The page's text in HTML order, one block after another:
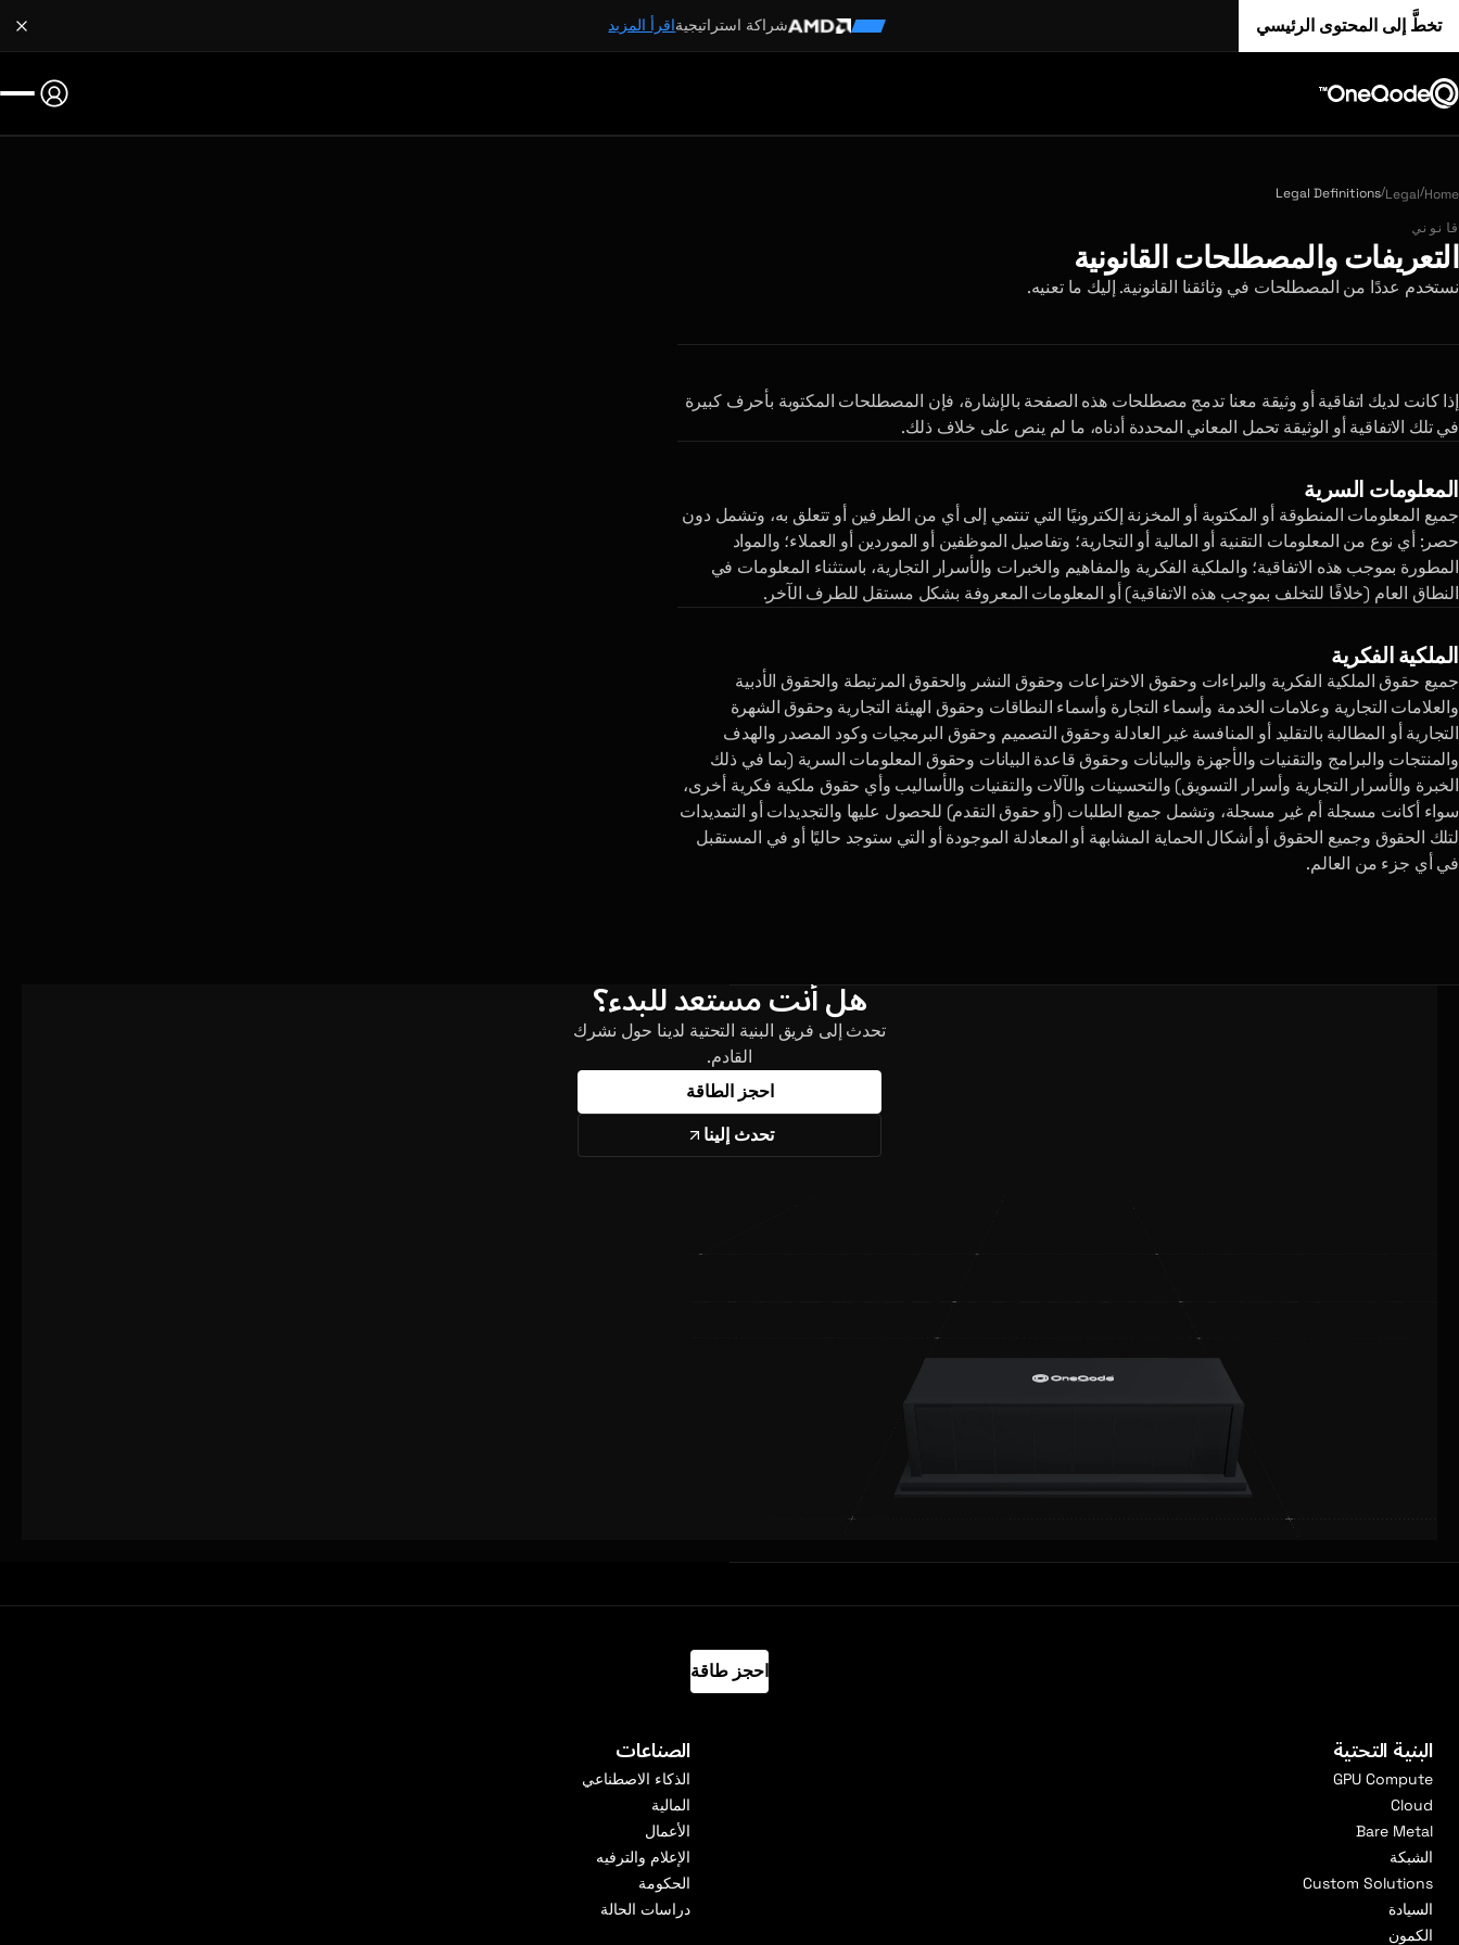
تخطَّ إلى المحتوى الرئيسي شراكة استراتيجيةاقرأ المزيد
Home
/
Legal
/
Legal Definitions
قانوني
التعريفات والمصطلحات القانونية
نستخدم عددًا من المصطلحات في وثائقنا القانونية. إليك ما تعنيه.
إذا كانت لديك اتفاقية أو وثيقة معنا تدمج مصطلحات هذه الصفحة بالإشارة، فإن المصطلحات المكتوبة بأحرف كبيرة
في تلك الاتفاقية أو الوثيقة تحمل المعاني المحددة أدناه، ما لم ينص على خلاف ذلك.
المعلومات السرية
جميع المعلومات المنطوقة أو المكتوبة أو المخزنة إلكترونيًا التي تنتمي إلى أي من الطرفين أو تتعلق به، وتشمل دون
حصر: أي نوع من المعلومات التقنية أو المالية أو التجارية؛ وتفاصيل الموظفين أو الموردين أو العملاء؛ والمواد
المطورة بموجب هذه الاتفاقية؛ والملكية الفكرية والمفاهيم والخبرات والأسرار التجارية، باستثناء المعلومات في
النطاق العام (خلافًا للتخلف بموجب هذه الاتفاقية) أو المعلومات المعروفة بشكل مستقل للطرف الآخر.
الملكية الفكرية
جميع حقوق الملكية الفكرية والبراءات وحقوق الاختراعات وحقوق النشر والحقوق المرتبطة والحقوق الأدبية
والعلامات التجارية وعلامات الخدمة وأسماء التجارة وأسماء النطاقات وحقوق الهيئة التجارية وحقوق الشهرة
التجارية أو المطالبة بالتقليد أو المنافسة غير العادلة وحقوق التصميم وحقوق البرمجيات وكود المصدر والهدف
والمنتجات والبرامج والتقنيات والأجهزة والبيانات وحقوق قاعدة البيانات وحقوق المعلومات السرية (بما في ذلك
الخبرة والأسرار التجارية وأسرار التسويق) والتحسينات والآلات والتقنيات والأساليب وأي حقوق ملكية فكرية أخرى،
سواء أكانت مسجلة أم غير مسجلة، وتشمل جميع الطلبات (أو حقوق التقدم) للحصول عليها والتجديدات أو التمديدات
لتلك الحقوق وجميع الحقوق أو أشكال الحماية المشابهة أو المعادلة الموجودة أو التي ستوجد حاليًا أو في المستقبل
في أي جزء من العالم.
هل أنت مستعد للبدء؟
تحدث إلى فريق البنية التحتية لدينا حول نشرك
القادم.
احجز الطاقة
تحدث إلينا
احجز طاقة
البنية التحتية
GPU Compute
Cloud
Bare Metal
الشبكة
Custom Solutions
السيادة
الكمون
الصناعات
الذكاء الاصطناعي
المالية
الأعمال
الإعلام والترفيه
الحكومة
دراسات الحالة